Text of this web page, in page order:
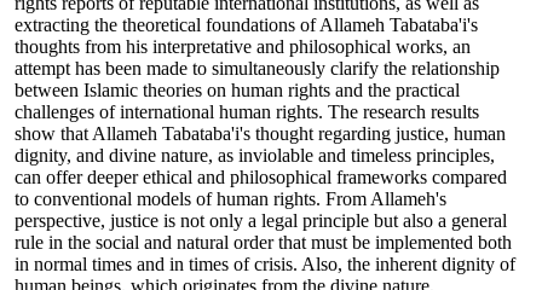
extracting the theoretical foundations of Allameh Tabataba'i's
thoughts from his interpretative and philosophical works, an
attempt has been made to simultaneously clarify the relationship
between Islamic theories on human rights and the practical
challenges of international human rights. The research results
show that Allameh Tabataba'i's thought regarding justice, human
dignity, and divine nature, as inviolable and timeless principles,
can offer deeper ethical and philosophical frameworks compared
to conventional models of human rights. From Allameh's
perspective, justice is not only a legal principle but also a general
rule in the social and natural order that must be implemented both
in normal times and in times of crisis. Also, the inherent dignity of
human beings, which originates from the divine nature,